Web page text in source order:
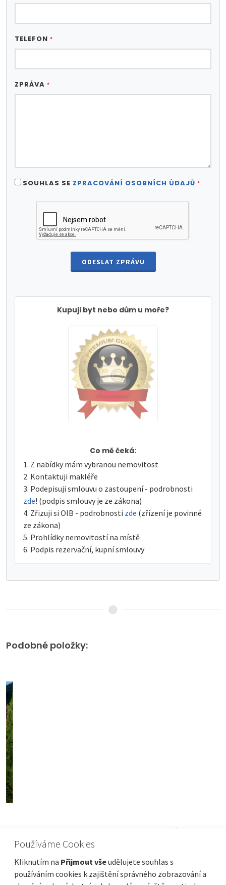
TELEFON *
ZPRÁVA *
SOUHLAS SE ZPRACOVÁNÍ OSOBNÍCH ÚDAJŮ *
ODESLAT ZPRÁVU
Kupuji byt nebo dům u moře?
Co mě čeká:
Z nabídky mám vybranou nemovitost
Kontaktuji makléře
Podepisuji smlouvu o zastoupení - podrobnosti
zde! (podpis smlouvy je ze zákona)
Zřizuji si OIB - podrobnosti zde (zřízení je povinné
ze zákona)
Prohlídky nemovitostí na místě
Podpis rezervační, kupní smlouvy
Podobné položky:
ISTRIE, MOTOVUN - Prostorný stavební
pozemek
Cena za m2
83 €/m²
Vzdálenost od moře
Plocha celkem
5 575 m² Obec, část obce
Motovun
Používáme Cookies
Kliknutím na Přijmout všeudělujete souhlas s
používáním cookies k zajištění správného zobrazování a